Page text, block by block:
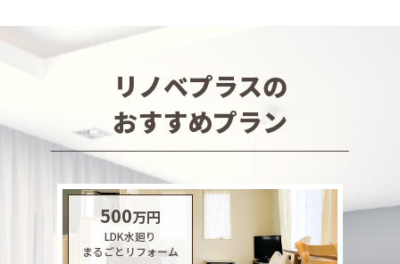
リノベプラスの
おすすめプラン
500万円
LDK水廻り
まるごとリフォーム